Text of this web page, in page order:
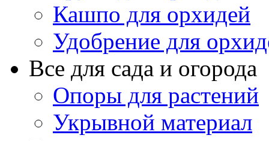
Кашпо для орхидей
Удобрение для
Все для сада и огорода
Опоры для растений
Укрывной материал